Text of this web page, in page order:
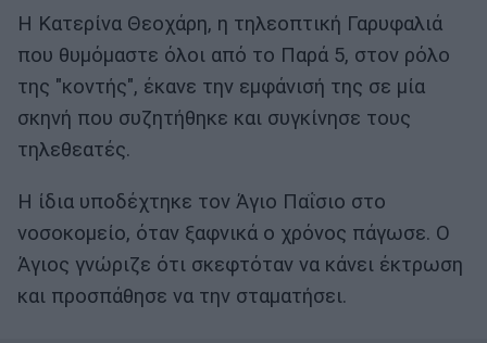
Η Κατερίνα Θεοχάρη, η τηλεοπτική Γαρυφαλιά
που θυμόμαστε όλοι από το Παρά 5, στον ρόλο
της "κοντής", έκανε την εμφάνισή της σε μία
σκηνή που συζητήθηκε και συγκίνησε τους
τηλεθεατές.
Η ίδια υποδέχτηκε τον Άγιο Παΐσιο στο
νοσοκομείο, όταν ξαφνικά ο χρόνος πάγωσε. Ο
Άγιος γνώριζε ότι σκεφτόταν να κάνει έκτρωση
και προσπάθησε να την σταματήσει.